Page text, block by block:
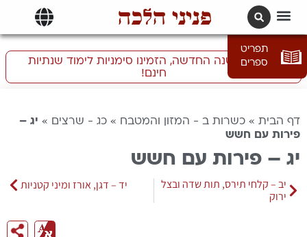
פניני הלכה
תפריט
ספרים
התכוננו לשנה החדשה, הזמינו סימניות לימוד שנתיות
חינם!
דף הבית » כשרות ב - המזון והמטבח » כג - שרצים » יג –
פירות עם חשש
יג – פירות עם חשש
יב – קלחי תירס, תות שדה ובצל
ירוק
יד – דגן, אורז ומיני קטניות